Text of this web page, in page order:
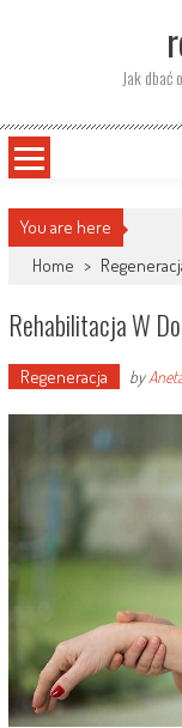
Jak
You are here
Home >
Rehabilitacja W
Regeneracja by